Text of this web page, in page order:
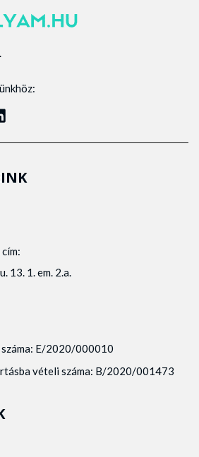
13. 1. em. 2.a.
E/2020/000010
vételi száma: B/2020/001473